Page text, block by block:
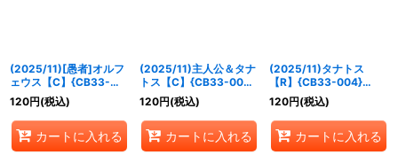
(2025/11)[愚者]オルフ
ェウス【C】{CB33-
002}《多》
120円(税込)
カートに入れる
(2025/11)主人公＆タナ
トス【C】{CB33-003}
《多》
120円(税込)
カートに入れる
(2025/11)タナトス
【R】{CB33-004}
《多》
120円(税込)
カートに入れる